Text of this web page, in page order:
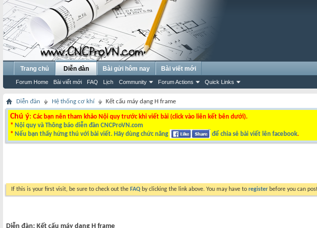
Trang chủ Diễn đàn
Forum Home Bài viết mới FAQ Lịch Community Forum Actions Quick Links
Bài gửi hôm nay Bài viết mới
Diễn đàn Hệ thống cơ khí Kết cấu máy dạng H frame
Chú ý: Các bạn nên tham khảo Nội quy trước khi viết bài (click vào liên kết bên dưới).
* Nội quy và Thông báo diễn đàn CNCProVN.com
* Nếu bạn thấy hứng thú với bài viết. Hãy dùng chức năng để chia sẻ bài viết lên facebook.
If this is your first visit, be sure to check out the FAQ by clicking the link above. You may have to register before you can
Diễn đàn: Kết cấu máy dạng H frame